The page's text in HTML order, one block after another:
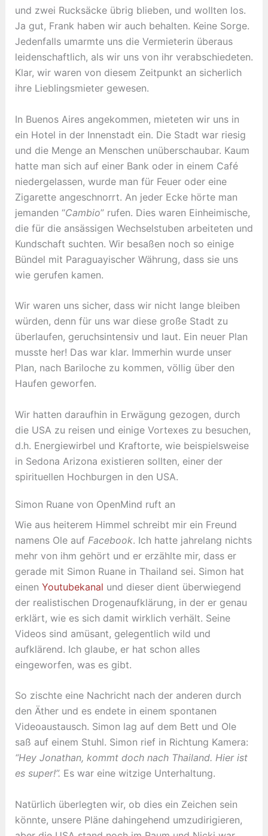
und zwei Rucksäcke übrig blieben, und wollten los.
Ja gut, Frank haben wir auch behalten. Keine Sorge.
Jedenfalls umarmte uns die Vermieterin überaus
leidenschaftlich, als wir uns von ihr verabschiedeten.
Klar, wir waren von diesem Zeitpunkt an sicherlich
ihre Lieblingsmieter gewesen.
In Buenos Aires angekommen, mieteten wir uns in
ein Hotel in der Innenstadt ein. Die Stadt war riesig
und die Menge an Menschen unüberschaubar. Kaum
hatte man sich auf einer Bank oder in einem Café
niedergelassen, wurde man für Feuer oder eine
Zigarette angeschnorrt. An jeder Ecke hörte man
jemanden “Cambio” rufen. Dies waren Einheimische,
die für die ansässigen Wechselstuben arbeiteten und
Kundschaft suchten. Wir besaßen noch so einige
Bündel mit Paraguayischer Währung, dass sie uns
wie gerufen kamen.
Wir waren uns sicher, dass wir nicht lange bleiben
würden, denn für uns war diese große Stadt zu
überlaufen, geruchsintensiv und laut. Ein neuer Plan
musste her! Das war klar. Immerhin wurde unser
Plan, nach Bariloche zu kommen, völlig über den
Haufen geworfen.
Wir hatten daraufhin in Erwägung gezogen, durch
die USA zu reisen und einige Vortexes zu besuchen,
d.h. Energiewirbel und Kraftorte, wie beispielsweise
in Sedona Arizona existieren sollten, einer der
spirituellen Hochburgen in den USA.
Simon Ruane von OpenMind ruft an
Wie aus heiterem Himmel schreibt mir ein Freund
namens Ole auf Facebook. Ich hatte jahrelang nichts
mehr von ihm gehört und er erzählte mir, dass er
gerade mit Simon Ruane in Thailand sei. Simon hat
einen Youtubekanal und dieser dient überwiegend
der realistischen Drogenaufklärung, in der er genau
erklärt, wie es sich damit wirklich verhält. Seine
Videos sind amüsant, gelegentlich wild und
aufklärend. Ich glaube, er hat schon alles
eingeworfen, was es gibt.
So zischte eine Nachricht nach der anderen durch
den Äther und es endete in einem spontanen
Videoaustausch. Simon lag auf dem Bett und Ole
saß auf einem Stuhl. Simon rief in Richtung Kamera:
“Hey Jonathan, kommt doch nach Thailand. Hier ist
es super!”. Es war eine witzige Unterhaltung.
Natürlich überlegten wir, ob dies ein Zeichen sein
könnte, unsere Pläne dahingehend umzudirigieren,